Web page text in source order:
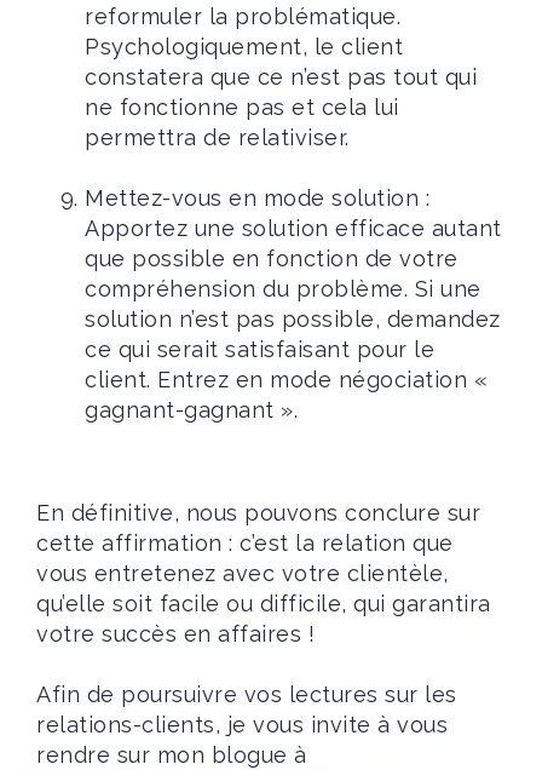
reformuler la problématique.
Psychologiquement, le client
constatera que ce n’est pas tout qui
ne fonctionne pas et cela lui
permettra de relativiser.
Mettez-vous en mode solution :
Apportez une solution efficace autant
que possible en fonction de votre
compréhension du problème. Si une
solution n’est pas possible, demandez
ce qui serait satisfaisant pour le
client. Entrez en mode négociation «
gagnant-gagnant ».
En définitive, nous pouvons conclure sur
cette affirmation : c’est la relation que
vous entretenez avec votre clientèle,
qu’elle soit facile ou difficile, qui garantira
votre succès en affaires !
Afin de poursuivre vos lectures sur les
relations-clients, je vous invite à vous
rendre sur mon blogue à